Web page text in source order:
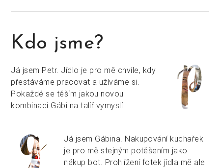
Kdo jsme?
Já jsem Petr. Jídlo je pro mě chvíle, kdy
přestáváme pracovat a užíváme si.
Pokaždé se těším jakou novou
kombinaci Gábi na talíř vymyslí.
Já jsem Gábina. Nakupování kuchařek
je pro mě stejným potěšením jako
nákup bot. Prohlížení fotek jídla mě ale